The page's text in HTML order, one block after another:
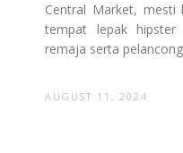
Central Market, mesti
tempat lepak
remaja serta
AUGUST 11, 2024